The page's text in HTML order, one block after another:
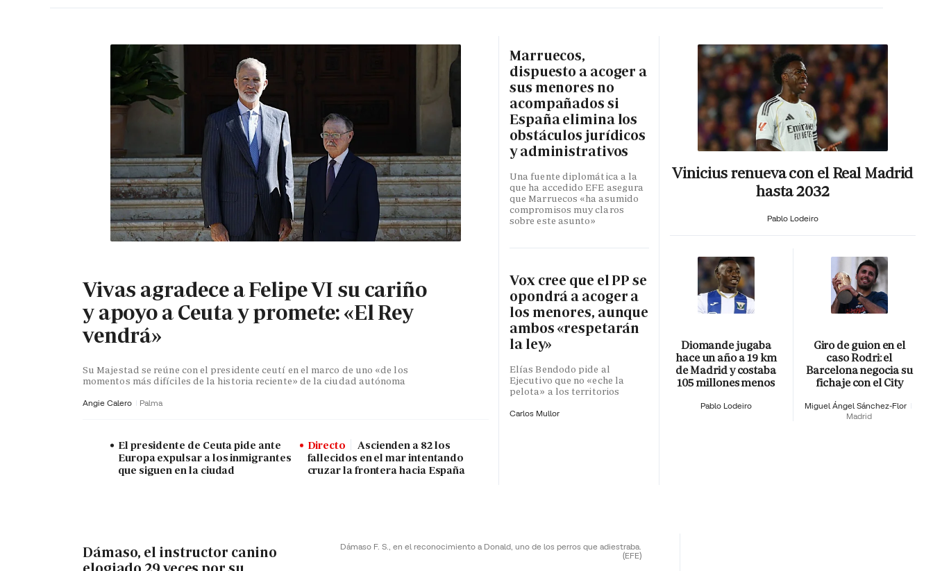
Vivas agradece a Felipe VI su cariño
y apoyo a Ceuta y promete: «El Rey
vendrá»
Su Majestad se reúne con el presidente ceutí en el marco de uno «de los
momentos más difíciles de la historia reciente» de la ciudad autónoma
Angie Calero Palma
El presidente de Ceuta pide ante
Europa expulsar a los inmigrantes
que siguen en la ciudad
Directo
Ascienden a 82 los
fallecidos en el mar intentando
cruzar la frontera hacia España
Marruecos,
dispuesto a acoger a
sus menores no
acompañados si
España elimina los
obstáculos jurídicos
y administrativos
Una fuente diplomática a la
que ha accedido EFE asegura
que Marruecos «ha asumido
compromisos muy claros
sobre este asunto»
Vox cree que el PP se
opondrá a acoger a
los menores, aunque
ambos «respetarán
la ley»
Elías Bendodo pide al
Ejecutivo que no «eche la
pelota» a los territorios
Carlos Mullor
Vinicius renueva con el Real Madrid
hasta 2032
Pablo Lodeiro
Diomande jugaba
hace un año a 19 km
de Madrid y costaba
105 millones menos
Pablo Lodeiro
Giro de guion en el
caso Rodri: el
Barcelona negocia su
fichaje con el City
Miguel Ángel Sánchez-Flor
Madrid
Dámaso F. S., en el reconocimiento a Donald, uno de los perros que adiestraba.
(EFE)
Dámaso, el instructor canino